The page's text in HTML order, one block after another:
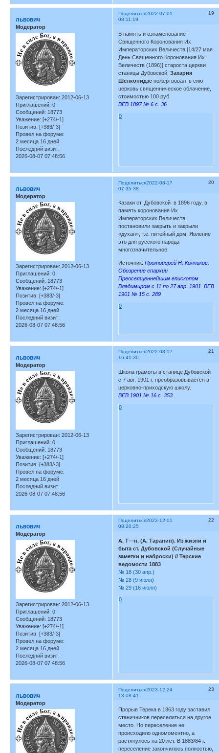
Поделиться 19
2022-07-01
08:11:19
львович
Модератор
Зарегистрирован: 2012-06-13
Приглашений: 0
Сообщений: 18773
Уважение: [+274/-1]
Позитив: [+383/-3]
Провел на форуме:
2 месяца 16 дней
Последний визит:
2026-08-07 07:48:56
В память и ознаменование
Священного Коронования Их
Императорских Величеств [14/27 мая
День Священного Коронования Их
Величеств (1896)] староста церкви
станицы Дубовской,Захария
Шелконидзепожертвовал в сию
церковь священническое облачение,
стоимостью 100 руб.
ВЕВ 1897 № 6 с. 36
0
Поделиться 20
2022-08-17
07:35:38
львович
Модератор
Зарегистрирован: 2012-06-13
Приглашений: 0
Сообщений: 18773
Уважение: [+274/-1]
Позитив: [+383/-3]
Провел на форуме:
2 месяца 16 дней
Последний визит:
2026-08-07 07:48:56
Казаки ст. Дубовской в 1896 году, в
память коронования Их
Императорских Величеств,
постановили закрыть и закрыли
«духан», т.е. питейный дом. Явление
это для русского народа
многозначительное.
Источник:Протоиерей Н. Колпиков.
Обозрение епархии
Преосвященнейшим епископом
Владимиром с 11 по 27 апр. 1901. ВЕВ
1901 № 15 с. 289
0
Поделиться 21
2022-08-17
16:41:30
львович
Модератор
Зарегистрирован: 2012-06-13
Приглашений: 0
Сообщений: 18773
Уважение: [+274/-1]
Позитив: [+383/-3]
Провел на форуме:
2 месяца 16 дней
Последний визит:
2026-08-07 07:48:56
Школа грамоты в станице Дубовской
с 7 авг. 1901 г. преобразовывается в
церковно-приходскую школу.
ВЕВ 1901 № 16 с. 353.
0
Поделиться 22
2023-12-01
08:20:25
львович
Модератор
Зарегистрирован: 2012-06-13
Приглашений: 0
Сообщений: 18773
Уважение: [+274/-1]
Позитив: [+383/-3]
Провел на форуме:
2 месяца 16 дней
Последний визит:
2026-08-07 07:48:56
А. Т—н. (А. Таранин). Из жизни и
быта ст. Дубовской (Случайные
заметки и наброски) // Терские
ведомости 1883
№ 18 (30 апр.)
№ 28 (9 июля)
№ 29 (16 июля)
0
Поделиться 23
2023-12-24
13:08:41
львович
Модератор
Прорыв Терека в 1863 году заставил
станичников переселиться на другое
место. Но переселение не
происходило одномоментно, а
растянулось на 20 лет. В 1883/84 г.
переселение закончилось полностью,